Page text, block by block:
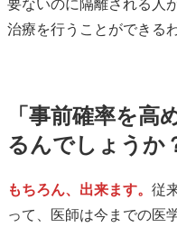
要ないのに隔離される人
治療を行うことができる
「事前確率を高
るんでしょうか
もちろん、出来ます。 従
って、医師は今までの医